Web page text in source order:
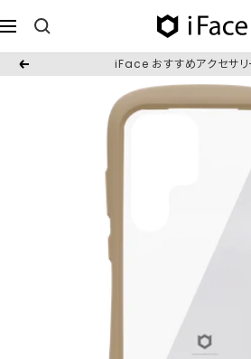
ン
ナ
ビ
ゲ
iFace
日
本
公
戻
iFace おすすめアクセサリ